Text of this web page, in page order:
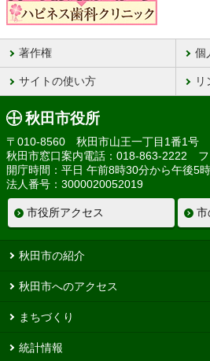
著作権 個
サイトの使い方 リ
秋田市役所
〒010-8560 秋田市山王一丁目1番1号
秋田市窓口案内電話：018-863-2222
開庁時間：平日 午前8時30分から午後5
法人番号：3000020052019
市役所アクセス 市
秋田市の紹介
秋田市へのアクセス
まちづくり
統計情報